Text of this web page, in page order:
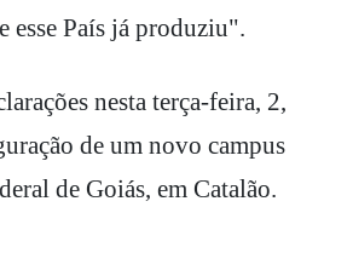
esse País já produziu".
nesta terça-feira, 2,
de um novo campus
de Goiás, em Catalão.